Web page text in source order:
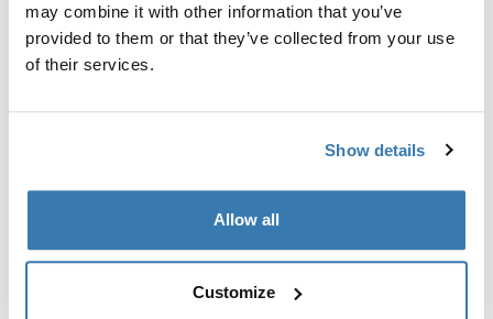
may combine it with other information that you’ve
provided to them or that they’ve collected from your use
of their services.
Show details
Allow all
Customize
公文包 17 升
比较产品
笔记本电脑包 15.6 英寸
比较产品
笔记本电脑包 13.3 英寸
新款
信使包 14L
Thule Paramount 两用背包 16 升 Racing green
Thule Paramount convertible backpack 16L Racing Green (selected)
Thule Crossover 2 两用笔记本电脑
Thule Crossover 2 Convertible